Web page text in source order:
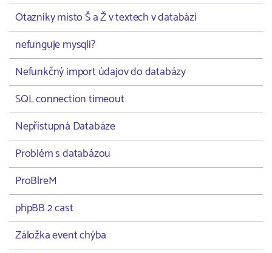
Otazníky místo Š a Ž v textech v databázi
nefunguje mysqli?
Nefunkčný import údajov do databázy
SQL connection timeout
Nepřístupná Databáze
Problém s databázou
ProBlreM
phpBB 2 cast
Záložka event chýba